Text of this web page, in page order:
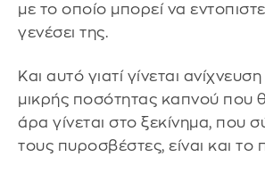
με το οποίο μπορεί να
γενέσει της.
Και αυτό γιατί γίνεται
μικρής ποσότητας καπνού που
άρα γίνεται στο ξεκίνημα, που
τους πυροσβέστες, είναι και το